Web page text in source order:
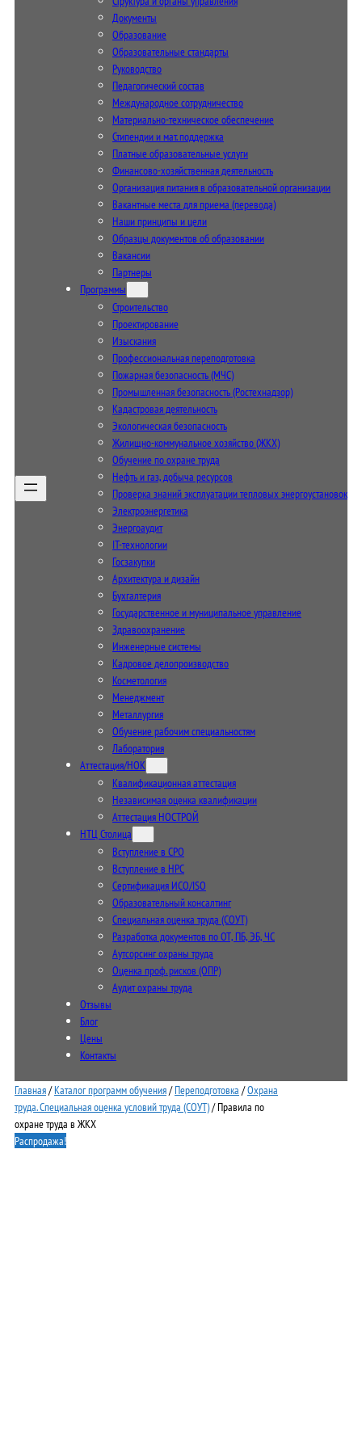
Документы
Образование
Образовательные стандарты
Руководство
Педагогический состав
Международное сотрудничество
Материально-техническое обеспечение
Стипендии и мат. поддержка
Платные образовательные услуги
Финансово-хозяйственная деятельность
Организация питания в образовательной организации
Вакантные места для приема (перевода)
Наши принципы и цели
Образцы документов об образовании
Вакансии
Партнеры
Программы
Строительство
Проектирование
Изыскания
Профессиональная переподготовка
Пожарная безопасность (МЧС)
Промышленная безопасность (Ростехнадзор)
Кадастровая деятельность
Экологическая безопасность
Жилищно-коммунальное хозяйство (ЖКХ)
Обучение по охране труда
Нефть и газ, добыча ресурсов
Проверка знаний эксплуатации тепловых энергоустановок
Электроэнергетика
Энергоаудит
IT-технологии
Госзакупки
Архитектура и дизайн
Бухгалтерия
Государственное и муниципальное управление
Здравоохранение
Инженерные системы
Кадровое делопроизводство
Косметология
Менеджмент
Металлургия
Обучение рабочим специальностям
Лаборатория
Аттестация/НОК
Квалификационная аттестация
Независимая оценка квалификации
Аттестация НОСТРОЙ
НТЦ Столица
Вступление в СРО
Вступление в НРС
Сертификация ИСО/ISO
Образовательный консалтинг
Специальная оценка труда (СОУТ)
Разработка документов по ОТ, ПБ, ЭБ, ЧС
Аутсорсинг охраны труда
Оценка проф. рисков (ОПР)
Аудит охраны труда
Отзывы
Блог
Цены
Контакты
Главная/Каталог программ обучения/Переподготовка /Охрана
труда. Специальная оценка условий труда (СОУТ)/ Правила по
охране труда в ЖКХ
Распродажа!